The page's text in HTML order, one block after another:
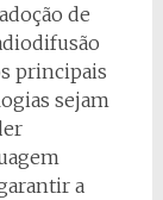
de
principais
sejam
a